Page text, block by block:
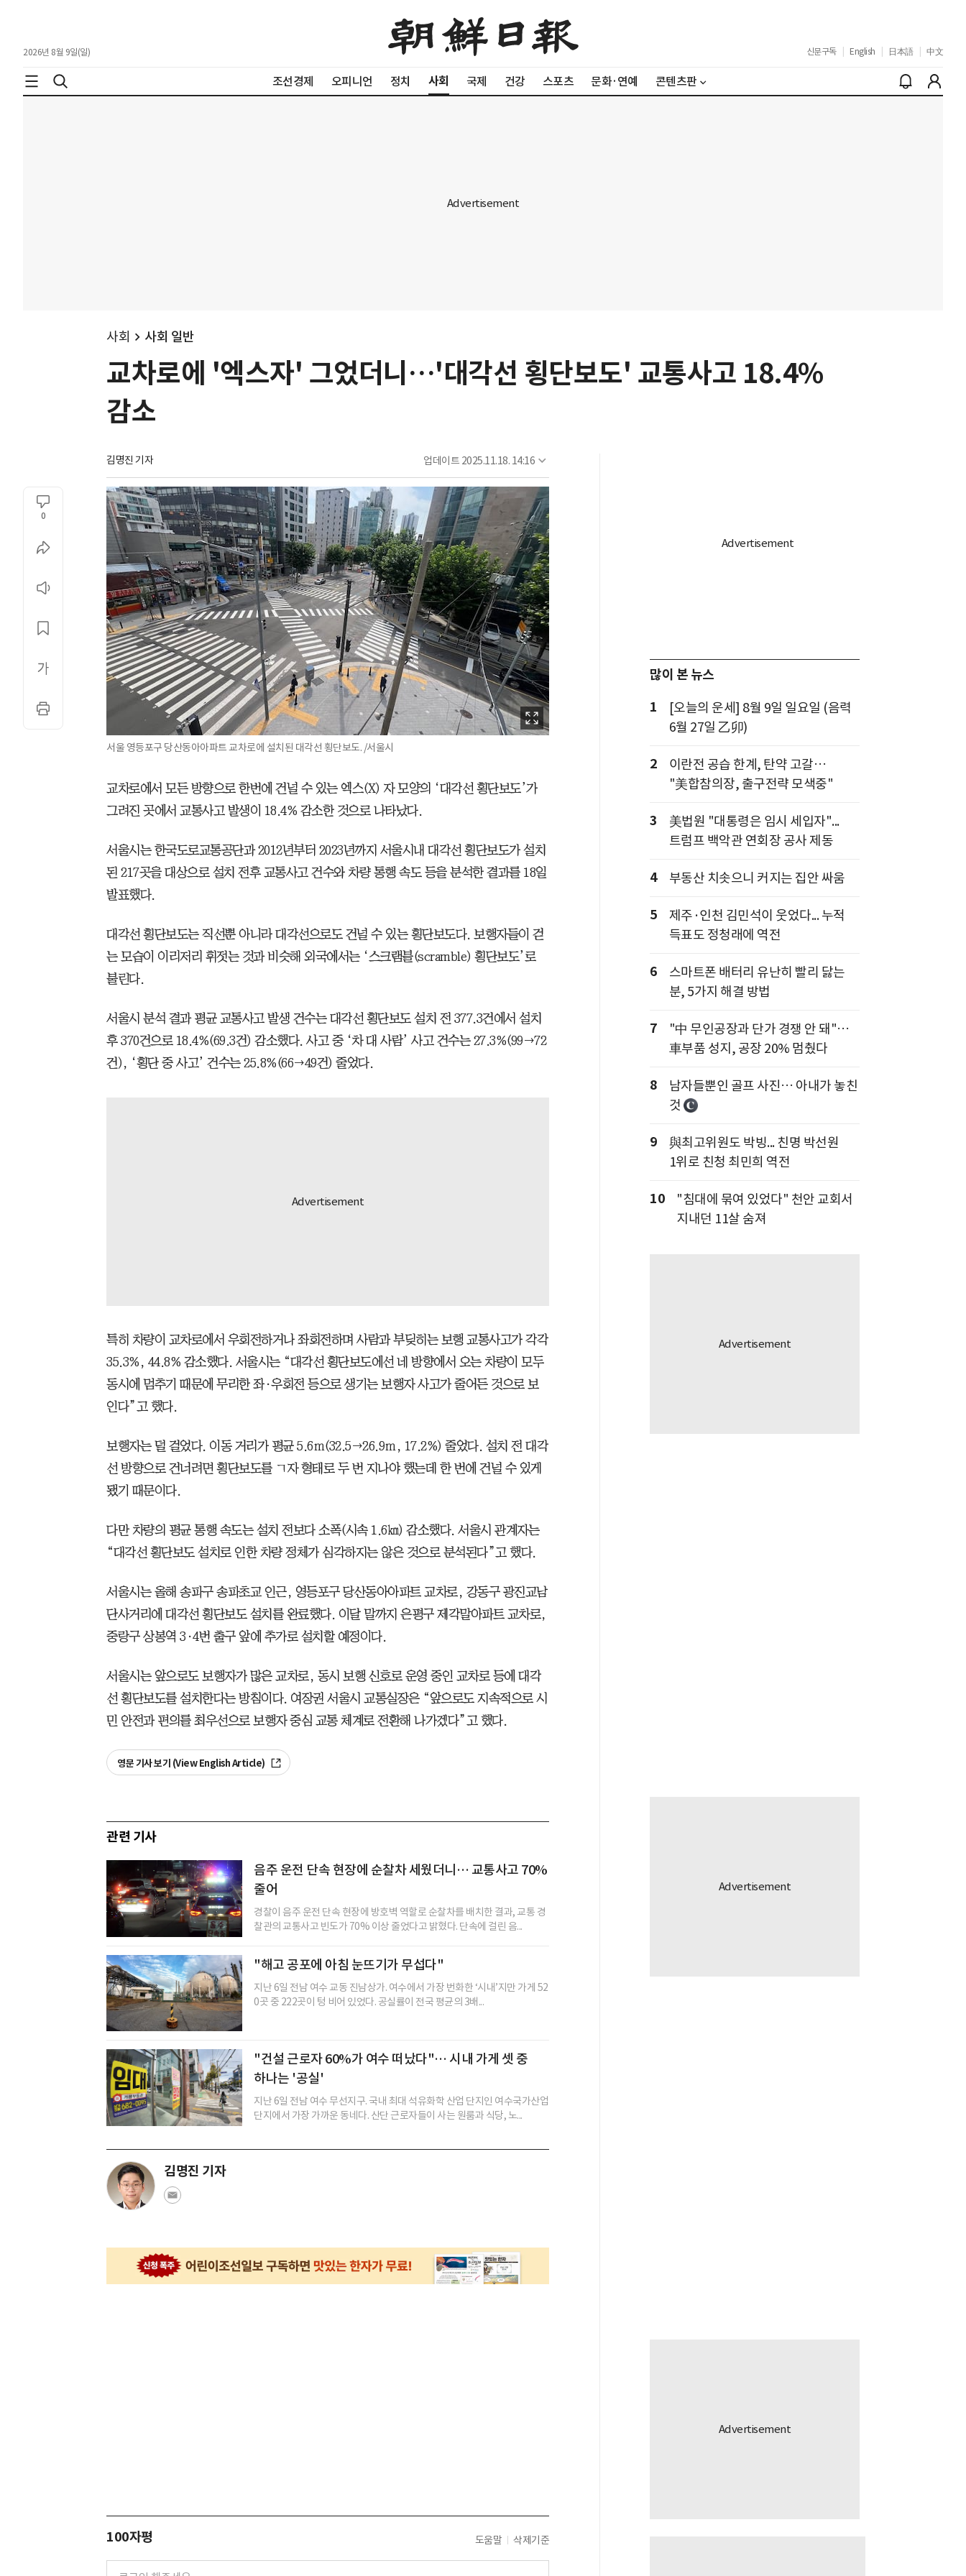
2026년 8월 9일(일) 신문구독 English 日本語 中文
조선경제 오피니언 정치 사회 국제 건강 스포츠 문화·연예 콘텐츠판
사회 사회 일반
교차로에 '엑스자' 그었더니…'대각선 횡단보도' 교통사고 18.4%
감소
김명진 기자 업데이트 2025.11.18. 14:16
0
서울 영등포구 당산동아아파트 교차로에 설치된 대각선 횡단보도. /서울시
교차로에서 모든 방향으로 한번에 건널 수 있는 엑스(X) 자 모양의 ‘대각선 횡단보도’가
그려진 곳에서 교통사고 발생이 18.4% 감소한 것으로 나타났다.
서울시는 한국도로교통공단과 2012년부터 2023년까지 서울시내 대각선 횡단보도가 설치
된 217곳을 대상으로 설치 전후 교통사고 건수와 차량 통행 속도 등을 분석한 결과를 18일
발표했다.
대각선 횡단보도는 직선뿐 아니라 대각선으로도 건널 수 있는 횡단보도다. 보행자들이 걷
는 모습이 이리저리 휘젓는 것과 비슷해 외국에서는 ‘스크램블(scramble) 횡단보도’로
불린다.
서울시 분석 결과 평균 교통사고 발생 건수는 대각선 횡단보도 설치 전 377.3건에서 설치
후 370건으로 18.4%(69.3건) 감소했다. 사고 중 ‘차 대 사람’ 사고 건수는 27.3%(99→72
건), ‘횡단 중 사고’ 건수는 25.8%(66→49건) 줄었다.
특히 차량이 교차로에서 우회전하거나 좌회전하며 사람과 부딪히는 보행 교통사고가 각각
35.3%, 44.8% 감소했다. 서울시는 “대각선 횡단보도에선 네 방향에서 오는 차량이 모두
동시에 멈추기 때문에 무리한 좌·우회전 등으로 생기는 보행자 사고가 줄어든 것으로 보
인다”고 했다.
보행자는 덜 걸었다. 이동 거리가 평균 5.6ｍ(32.5→26.9ｍ, 17.2%) 줄었다. 설치 전 대각
선 방향으로 건너려면 횡단보도를 ㄱ자 형태로 두 번 지나야 했는데 한 번에 건널 수 있게
됐기 때문이다.
다만 차량의 평균 통행 속도는 설치 전보다 소폭(시속 1.6㎞) 감소했다. 서울시 관계자는
“대각선 횡단보도 설치로 인한 차량 정체가 심각하지는 않은 것으로 분석된다”고 했다.
서울시는 올해 송파구 송파초교 인근, 영등포구 당산동아아파트 교차로, 강동구 광진교남
단사거리에 대각선 횡단보도 설치를 완료했다. 이달 말까지 은평구 제각말아파트 교차로,
중랑구 상봉역 3·4번 출구 앞에 추가로 설치할 예정이다.
서울시는 앞으로도 보행자가 많은 교차로, 동시 보행 신호로 운영 중인 교차로 등에 대각
선 횡단보도를 설치한다는 방침이다. 여장권 서울시 교통실장은 “앞으로도 지속적으로 시
민 안전과 편의를 최우선으로 보행자 중심 교통 체계로 전환해 나가겠다”고 했다.
영문 기사 보기 (View English Article)
관련 기사
음주 운전 단속 현장에 순찰차 세웠더니… 교통사고 70%
줄어
경찰이 음주 운전 단속 현장에 방호벽 역할로 순찰차를 배치한 결과, 교통 경
찰관의 교통사고 빈도가 70% 이상 줄었다고 밝혔다. 단속에 걸린 음...
"해고 공포에 아침 눈뜨기가 무섭다"
지난 6일 전남 여수 교동 진남상가. 여수에서 가장 번화한 ‘시내’지만 가게 52
0곳 중 222곳이 텅 비어 있었다. 공실률이 전국 평균의 3배...
"건설 근로자 60%가 여수 떠났다"… 시내 가게 셋 중
하나는 '공실'
지난 6일 전남 여수 무선지구. 국내 최대 석유화학 산업 단지인 여수국가산업
단지에서 가장 가까운 동네다. 산단 근로자들이 사는 원룸과 식당, 노...
김명진 기자
100자평 도움말 삭제기준
많이 본 뉴스
1
[오늘의 운세] 8월 9일 일요일 (음력
6월 27일 乙卯)
2
이란전 공습 한계, 탄약 고갈…
"美합참의장, 출구전략 모색중"
3
美법원 "대통령은 임시 세입자"...
트럼프 백악관 연회장 공사 제동
4 부동산 치솟으니 커지는 집안 싸움
5
제주·인천 김민석이 웃었다... 누적
득표도 정청래에 역전
6
스마트폰 배터리 유난히 빨리 닳는
분, 5가지 해결 방법
7
"中 무인공장과 단가 경쟁 안 돼"…
車부품 성지, 공장 20% 멈췄다
8
남자들뿐인 골프 사진… 아내가 놓친
것
9
與최고위원도 박빙... 친명 박선원
1위로 친청 최민희 역전
10
"침대에 묶여 있었다" 천안 교회서
지내던 11살 숨져